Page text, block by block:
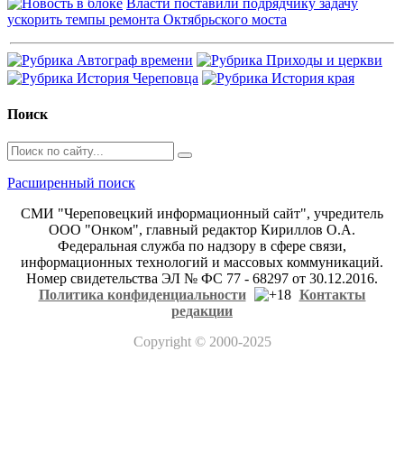
ускорить темпы ремонта Октябрьского моста
Поиск
Расширенный поиск
СМИ "Череповецкий информационный сайт", учредитель
ООО "Онком", главный редактор Кириллов О.А.
Федеральная служба по надзору в сфере связи,
информационных технологий и массовых коммуникаций.
Номер свидетельства ЭЛ № ФС 77 - 68297 от 30.12.2016.
Политика конфиденциальности
Контакты
редакции
Copyright© 2000-2025